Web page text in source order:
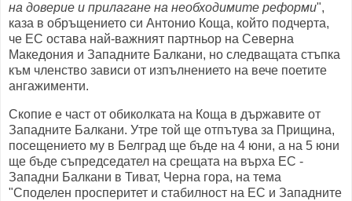
на доверие и прилагане на необходимите реформи",
каза в обръщението си Антонио Коща, който подчерта,
че ЕС остава най-важният партньор на Северна
Македония и Западните Балкани, но следващата стъпка
към членство зависи от изпълнението на вече поетите
ангажименти.
Скопие е част от обиколката на Коща в държавите от
Западните Балкани. Утре той ще отпътува за Прищина,
посещението му в Белград ще бъде на 4 юни, а на 5 юни
ще бъде съпредседател на срещата на върха ЕС -
Западни Балкани в Тиват, Черна гора, на тема
"Споделен просперитет и стабилност на ЕС и Западните